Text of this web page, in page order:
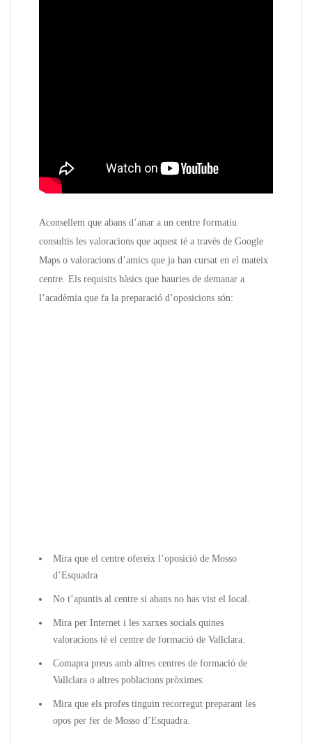
Aconsellem que abans d’anar a un centre formatiu
consultis les valoracions que aquest té a travès de Google
Maps o valoracions d’amics que ja han cursat en el mateix
centre. Els requisits bàsics que hauries de demanar a
l’acadèmia que fa la preparació d’oposicions són:
Mira que el centre ofereix l’oposició de Mosso
d’Esquadra
No t’apuntis al centre si abans no has vist el local.
Mira per Internet i les xarxes socials quines
valoracions té el centre de formació de Vallclara.
Comapra preus amb altres centres de formació de
Vallclara o altres poblacions pròximes.
Mira que els profes tinguin recorregut preparant les
opos per fer de Mosso d’Esquadra.